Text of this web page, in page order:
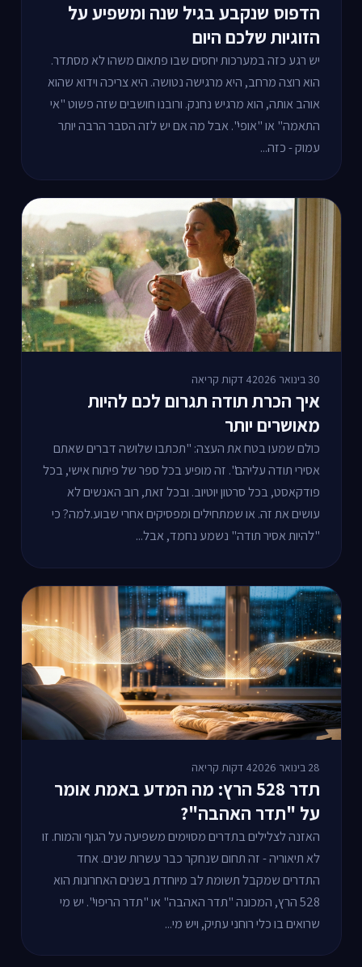
הדפוס שנקבע בגיל שנה ומשפיע על
הזוגיות שלכם היום
יש רגע כזה במערכות יחסים שבו פתאום משהו לא מסתדר.
הוא רוצה מרחב, היא מרגישה נטושה. היא צריכה וידוא שהוא
אוהב אותה, הוא מרגיש נחנק. ורובנו חושבים שזה פשוט "אי
התאמה" או "אופי". אבל מה אם יש לזה הסבר הרבה יותר
עמוק - כזה...
30 בינואר 2026 4 דקות קריאה
איך הכרת תודה תגרום לכם להיות
מאושרים יותר
כולם שמעו בטח את העצה: "תכתבו שלושה דברים שאתם
אסירי תודה עליהם". זה מופיע בכל ספר של פיתוח אישי, בכל
פודקאסט, בכל סרטון יוטיוב. ובכל זאת, רוב האנשים לא
עושים את זה. או שמתחילים ומפסיקים אחרי שבוע.למה? כי
"להיות אסיר תודה" נשמע נחמד, אבל...
28 בינואר 2026 4 דקות קריאה
תדר 528 הרץ: מה המדע באמת אומר
על "תדר האהבה"?
האזנה לצלילים בתדרים מסוימים משפיעה על הגוף והמוח. זו
לא תיאוריה - זה תחום שנחקר כבר עשרות שנים. אחד
התדרים שמקבל תשומת לב מיוחדת בשנים האחרונות הוא
528 הרץ, המכונה "תדר האהבה" או "תדר הריפוי". יש מי
שרואים בו כלי רוחני עתיק, ויש מי...